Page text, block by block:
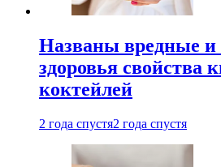
Названы вредные и
здоровья свойства
коктейлей
2 года спустя2 года спустя